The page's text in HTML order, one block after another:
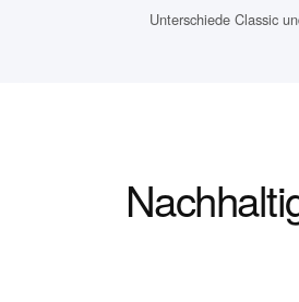
Unterschiede Classic